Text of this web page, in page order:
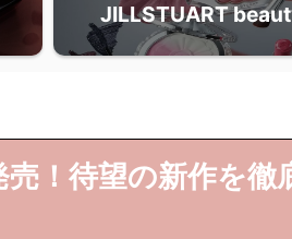
JILLSTUART
！待望の新作を徹